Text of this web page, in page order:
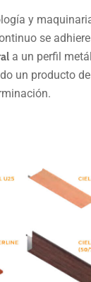
y
se
a un perfil
un producto